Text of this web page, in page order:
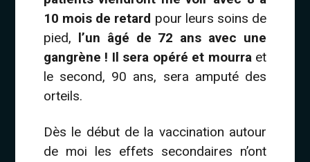
10 mois de retard pour leurs soins de
pied, l’un âgé de 72 ans avec une
gangrène ! Il sera opéré et mourraet
le second, 90 ans, sera amputé des
orteils.
Dès le début de la vaccination autour
de moi les effets secondaires n’ont